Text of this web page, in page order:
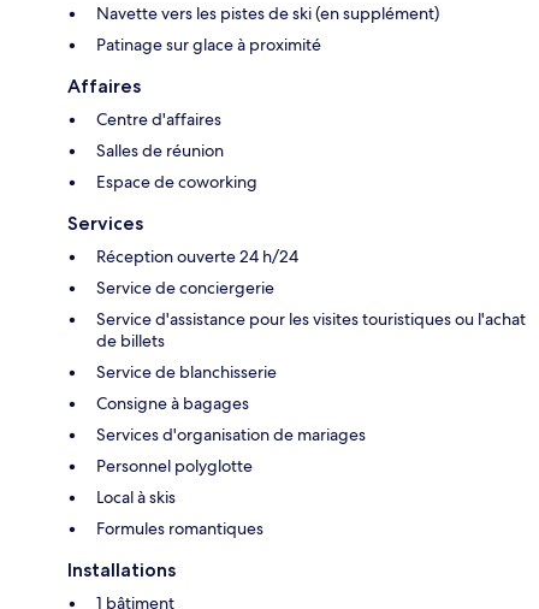
Navette vers les pistes de ski (en supplément)
Patinage sur glace à proximité
Affaires
Centre d'affaires
Salles de réunion
Espace de coworking
Services
Réception ouverte 24 h/24
Service de conciergerie
Service d'assistance pour les visites touristiques ou l'achat
de billets
Service de blanchisserie
Consigne à bagages
Services d'organisation de mariages
Personnel polyglotte
Local à skis
Formules romantiques
Installations
1 bâtiment